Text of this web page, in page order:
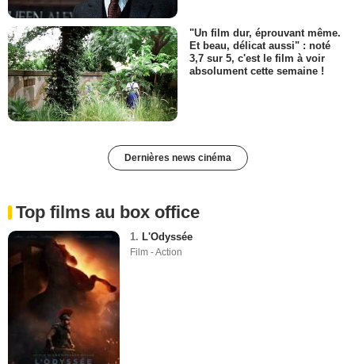
"Un film dur, éprouvant même.
Et beau, délicat aussi" : noté
3,7 sur 5, c'est le film à voir
absolument cette semaine !
Dernières news cinéma
Top films au box office
1. L'Odyssée
Film - Action